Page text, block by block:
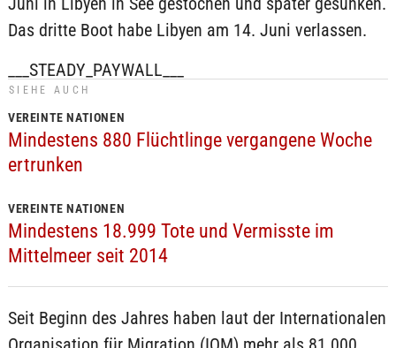
Das dritte Boot habe Libyen am 14. Juni verlassen.
___STEADY_PAYWALL___
SIEHE AUCH
VEREINTE NATIONEN
Mindestens 880 Flüchtlinge vergangene Woche
ertrunken
VEREINTE NATIONEN
Mindestens 18.999 Tote und Vermisste im
Mittelmeer seit 2014
Seit Beginn des Jahres haben laut der Internationalen